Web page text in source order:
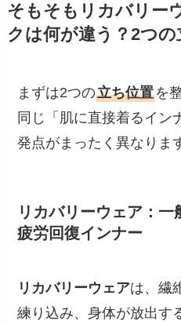
そもそもリカバリー
クは何が違う？2つの
まずは2つの立ち位置を
同じ「肌に直接着るイン
発点がまったく異なりま
リカバリーウェア：
疲労回復インナー
リカバリーウェアは、繊
練り込み、身体が放出す